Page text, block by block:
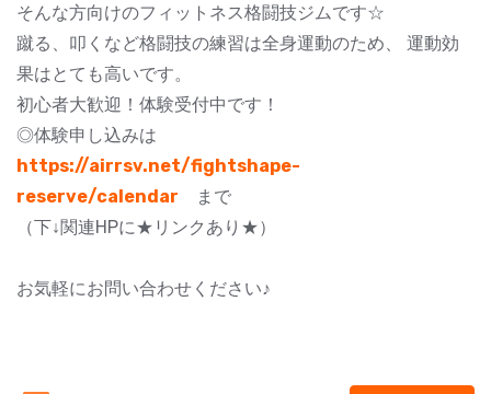
そんな方向けのフィットネス格闘技ジムです☆
蹴る、叩くなど格闘技の練習は全身運動のため、 運動効
果はとても高いです。
初心者大歓迎！体験受付中です！
◎体験申し込みは
https://airrsv.net/fightshape-
reserve/calendar まで
（下↓関連HPに★リンクあり★）
お気軽にお問い合わせください♪